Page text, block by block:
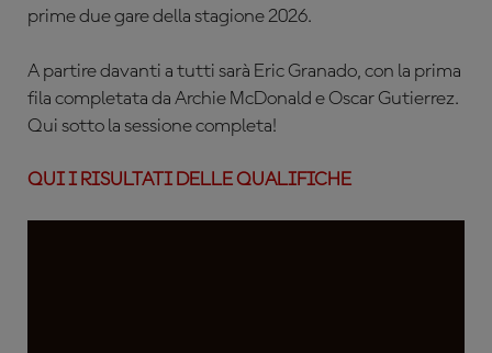
prime due gare della stagione 2026.
A partire davanti a tutti sarà Eric Granado, con la prima
fila completata da Archie McDonald e Oscar Gutierrez.
Qui sotto la sessione completa!
QUI I RISULTATI DELLE QUALIFICHE